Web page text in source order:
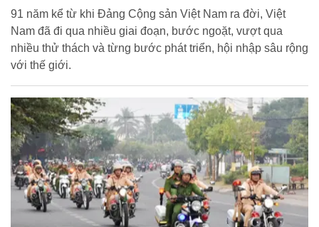
91 năm kể từ khi Đảng Cộng sản Việt Nam ra đời, Việt
Nam đã đi qua nhiều giai đoạn, bước ngoặt, vượt qua
nhiều thử thách và từng bước phát triển, hội nhập sâu rộng
với thế giới.